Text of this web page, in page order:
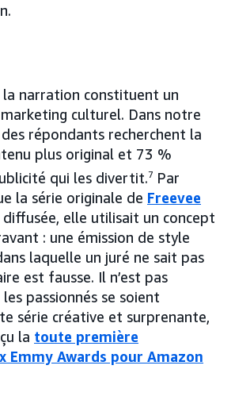
narration constituent un
culturel. Dans notre
répondants recherchent la
plus original et 73 %
qui les divertit.7 Par
la série originale de Freevee
elle utilisait un concept
: une émission de style
laquelle un juré ne sait pas
est fausse. Il n’est pas
passionnés se soient
série créative et surprenante,
la toute première
Emmy Awards pour Amazon